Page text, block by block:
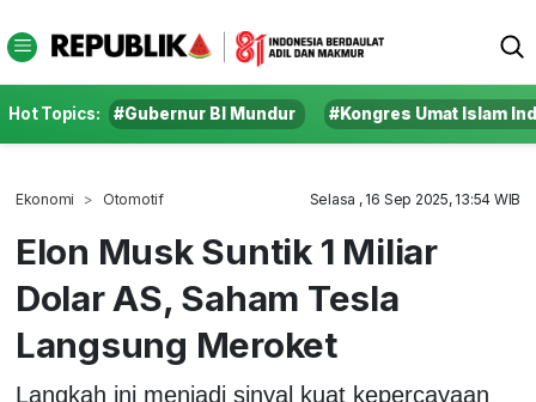
Hot Topics: #Gubernur BI Mundur #Kongres Umat Islam
Ekonomi Otomotif Selasa , 16 Sep 2025, 13:54 WIB
Elon Musk Suntik 1 Miliar
Dolar AS, Saham Tesla
Langsung Meroket
Langkah ini menjadi sinyal kuat kepercayaan